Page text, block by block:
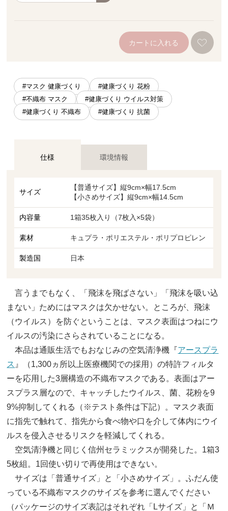
カートに入れる
#マスク 健康づくり
#健康づくり 花粉
#不織布 マスク
#健康づくり ウイルス対策
#健康づくり 不織布
#健康づくり 抗菌
仕様 環境情報
サイズ
【普通サイズ】縦9cm×幅17.5cm
【小さめサイズ】縦9cm×幅14.5cm
内容量 1箱35枚入り（7枚入×5袋）
素材 キュプラ・ポリエステル・ポリプロピレン
製造国 日本
言うまでもなく、「飛沫を飛ばさない」「飛沫を吸い込
まない」ためにはマスクは欠かせない。ところが、飛沫
（ウイルス）を防ぐということは、マスク表面はつねにウ
イルスの汚染にさらされていることになる。
本品は通販生活でもおなじみの空気清浄機『アースプラ
ス 』（1,300ヵ所以上医療機関での採用）の特許フィルタ
ーを応用した3層構造の不織布マスクである。表面はアー
スプラス層なので、キャッチしたウイルス、菌、花粉を9
9%抑制してくれる（※テスト条件は下記）。マスク表面
に指先で触れて、指先から食べ物や口を介して体内にウイ
ルスを侵入させるリスクを軽減してくれる。
空気清浄機と同じく信州セラミックスが開発した。1箱3
5枚組。1回使い切りで再使用はできない。
サイズは「普通サイズ」と「小さめサイズ」。ふだん使
っている不織布マスクのサイズを参考に選んでください
（パッケージのサイズ表記はそれぞれ「Lサイズ」と「Ｍ